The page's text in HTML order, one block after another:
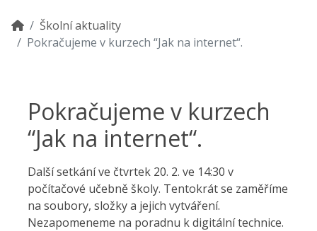
Školní aktuality
Pokračujeme v kurzech “Jak na internet“.
Pokračujeme v kurzech
“Jak na internet“.
Další setkání ve čtvrtek 20. 2. ve 14:30 v
počítačové učebně školy. Tentokrát se zaměříme
na soubory, složky a jejich vytváření.
Nezapomeneme na poradnu k digitální technice.